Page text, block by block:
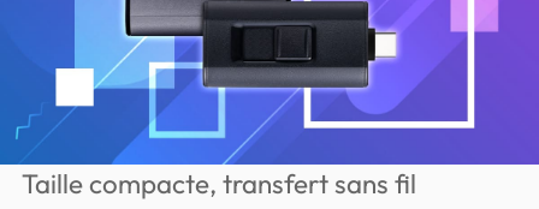
Taille compacte, transfert sans fil